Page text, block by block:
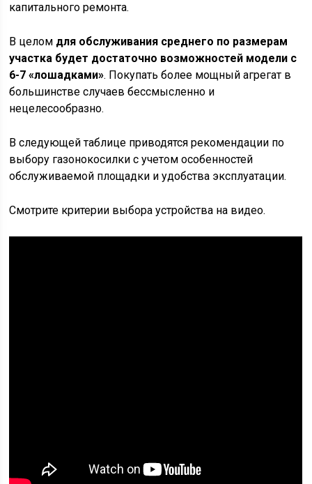
капитального ремонта.
В целом для обслуживания среднего по размерам
участка будет достаточно возможностей модели с
6-7 «лошадками». Покупать более мощный агрегат в
большинстве случаев бессмысленно и
нецелесообразно.
В следующей таблице приводятся рекомендации по
выбору газонокосилки с учетом особенностей
обслуживаемой площадки и удобства эксплуатации.
Смотрите критерии выбора устройства на видео.